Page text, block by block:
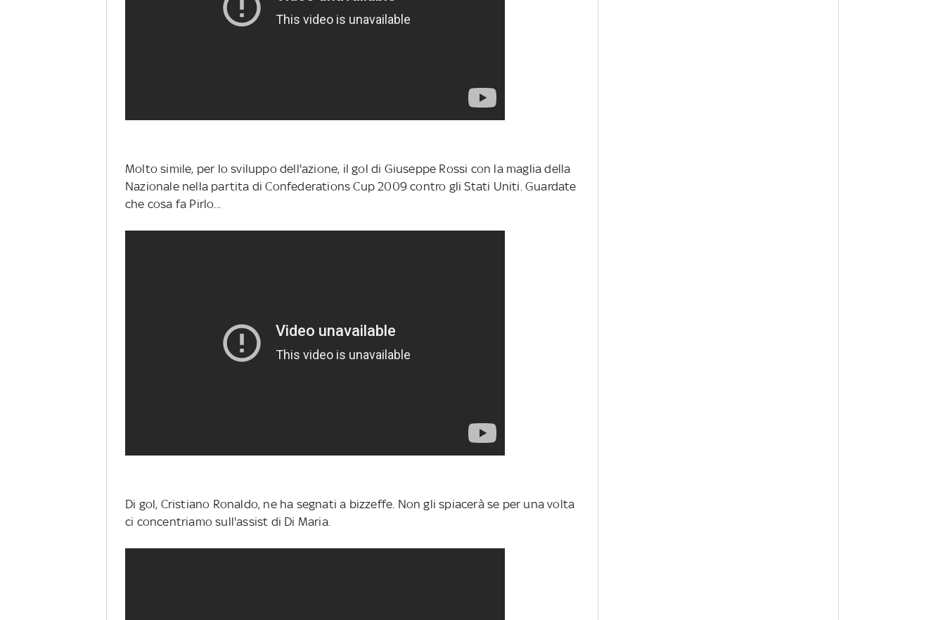
Molto simile, per lo sviluppo dell'azione, il gol di Giuseppe Rossi con la maglia della
Nazionale nella partita di Confederations Cup 2009 contro gli Stati Uniti. Guardate
che cosa fa Pirlo...
Di gol, Cristiano Ronaldo, ne ha segnati a bizzeffe. Non gli spiacerà se per una volta
ci concentriamo sull'assist di Di Maria.